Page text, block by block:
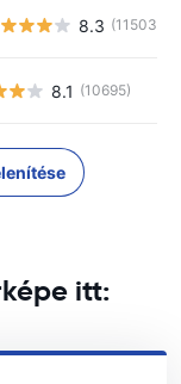
8.3 (11503)
8.1 (10695)
itt: